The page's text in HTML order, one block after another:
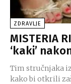
ZDRAVLJE
MISTERIA
‘kaki’
Tim stručnjaka
kako bi otkrili